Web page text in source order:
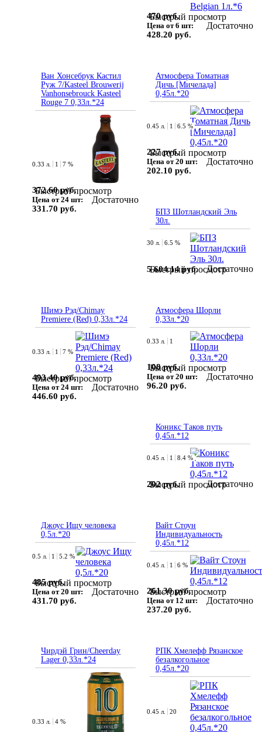
Быстрый просмотр
470 руб.
Цена от 6 шт:
428.20 руб.
Достаточно
Ван Хонсебрук Кастил
Руж 7/Kasteel Brouwerij
Vanhonsebrouck Kasteel
Rouge 7 0,33л.*24
Быстрый просмотр
0.33 л. 1 7 %
372.60 руб.
Цена от 24 шт:
331.70 руб.
Достаточно
Атмосфера Томатная
Дичь [Мичелада]
0,45л.*20
Быстрый просмотр
0.45 л. 1 6.5 %
227 руб.
Цена от 20 шт:
202.10 руб.
Достаточно
БПЗ Шотландский Эль
30л.
Быстрый просмотр
30 л. 6.5 %
5 604.14 руб. Достаточно
Шимэ Рэд/Chimay
Premiere (Red) 0,33л.*24
Быстрый просмотр
0.33 л. 1 7 %
493.40 руб.
Цена от 24 шт:
446.60 руб.
Достаточно
Атмосфера Шорли
0,33л.*20
Быстрый просмотр
0.33 л. 1
108 руб.
Цена от 20 шт:
96.20 руб.
Достаточно
Коникс Таков путь
0,45л.*12
Быстрый просмотр
0.45 л. 1 8.4 %
202 руб. Достаточно
Джоус Ищу человека
0,5л.*20
Быстрый просмотр
0.5 л. 1 5.2 %
485 руб.
Цена от 20 шт:
431.70 руб.
Достаточно
Вайт Стоун
Индивидуальность
0,45л.*12
Быстрый просмотр
0.45 л. 1 6 %
261.30 руб.
Цена от 12 шт:
237.20 руб.
Достаточно
Чирдэй Грин/Cheerday
Lager 0,33л.*24
0.33 л. 4 %
РПК Хмелефф Рязанское
безалкогольное
0,45л.*20
0.45 л. 20